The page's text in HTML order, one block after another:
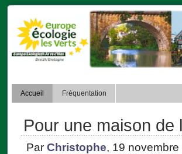
Accueil Fréquentation
Pour une maison de
Par Christophe, 19